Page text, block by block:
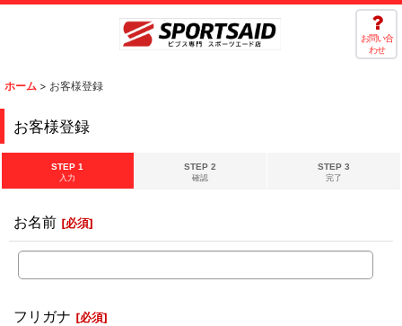
お問い合
わせ
ホーム > お客様登録
お客様登録
STEP 1
入力
STEP 2
確認
STEP 3
完了
お名前 [必須]
フリガナ [必須]